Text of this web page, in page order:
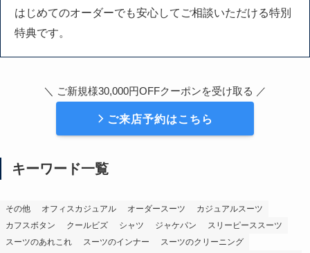
はじめてのオーダーでも安心してご相談いただける特別
特典です。
＼ ご新規様30,000円OFFクーポンを受け取る ／
ご来店予約はこちら
キーワード一覧
その他 オフィスカジュアル オーダースーツ
カジュアルスーツ
カフスボタン
クールビズ シャツ ジャケパン
スリーピーススーツ
スーツのあれこれ
スーツのインナー
スーツのクリーニング